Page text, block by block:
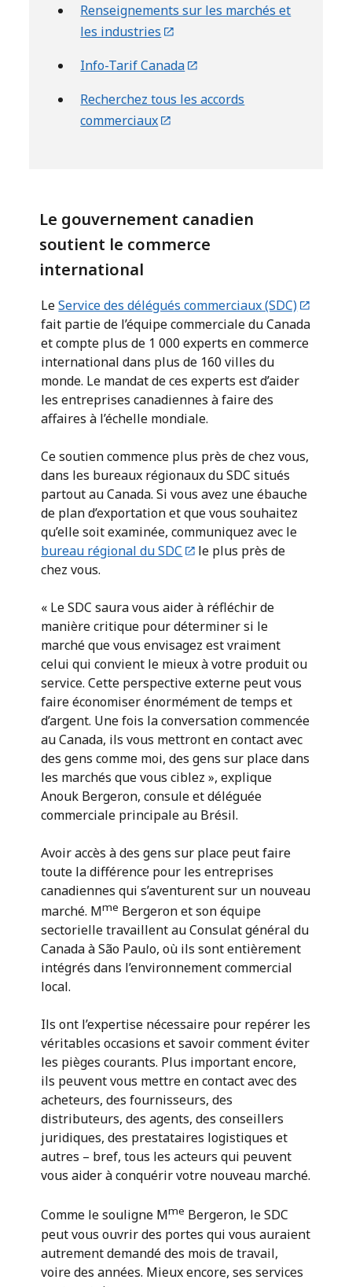
Renseignements sur les marchés et
les industries
Info-Tarif Canada
Recherchez tous les accords
commerciaux
Le gouvernement canadien
soutient le commerce
international
LeService des délégués commerciaux (SDC)
fait partie de l’équipe commerciale du Canada
et compte plus de 1 000 experts en commerce
international dans plus de 160 villes du
monde. Le mandat de ces experts est d’aider
les entreprises canadiennes à faire des
affaires à l’échelle mondiale.
Ce soutien commence plus près de chez vous,
dans les bureaux régionaux du SDC situés
partout au Canada. Si vous avez une ébauche
de plan d’exportation et que vous souhaitez
qu’elle soit examinée, communiquez avec le
bureau régional du SDC
le plus près de
chez vous.
« Le SDC saura vous aider à réfléchir de
manière critique pour déterminer si le
marché que vous envisagez est vraiment
celui qui convient le mieux à votre produit ou
service. Cette perspective externe peut vous
faire économiser énormément de temps et
d’argent. Une fois la conversation commencée
au Canada, ils vous mettront en contact avec
des gens comme moi, des gens sur place dans
les marchés que vous ciblez », explique
Anouk Bergeron, consule et déléguée
commerciale principale au Brésil.
Avoir accès à des gens sur place peut faire
toute la différence pour les entreprises
canadiennes qui s’aventurent sur un nouveau
marché. Mme Bergeron et son équipe
sectorielle travaillent au Consulat général du
Canada à São Paulo, où ils sont entièrement
intégrés dans l’environnement commercial
local.
Ils ont l’expertise nécessaire pour repérer les
véritables occasions et savoir comment éviter
les pièges courants. Plus important encore,
ils peuvent vous mettre en contact avec des
acheteurs, des fournisseurs, des
distributeurs, des agents, des conseillers
juridiques, des prestataires logistiques et
autres – bref, tous les acteurs qui peuvent
vous aider à conquérir votre nouveau marché.
Comme le souligne Mme Bergeron, le SDC
peut vous ouvrir des portes qui vous auraient
autrement demandé des mois de travail,
voire des années. Mieux encore, ses services